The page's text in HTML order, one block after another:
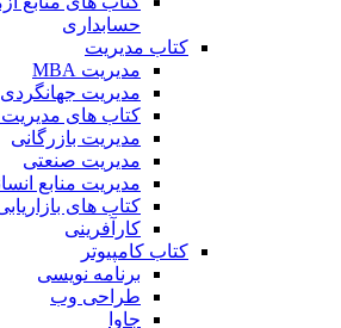
حسابداری
کتاب مدیریت
مدیریت MBA
مدیریت جهانگردی
کتاب های مدیریت
مدیریت بازرگانی
مدیریت صنعتی
مدیریت منابع
کتاب های
کارآفرینی
کتاب کامپیوتر
برنامه نویسی
طراحی وب
جاوا